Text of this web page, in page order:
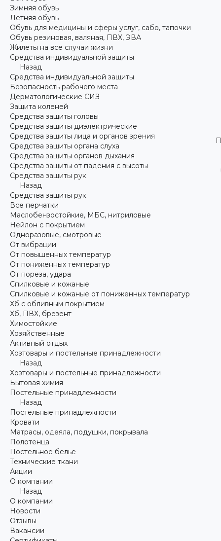
Зимняя обувь
Летняя обувь
Обувь для медицины и сферы услуг, сабо, тапочки
Обувь резиновая, валяная, ПВХ, ЭВА
Жилеты на все случаи жизни
Средства индивидуальной защиты
Назад
Средства индивидуальной защиты
Безопасность рабочего места
Дерматологические СИЗ
Защита коленей
Средства защиты головы
Средства защиты диэлектрические
Средства защиты лица и органов зрения
Средства защиты органа слуха
Средства защиты органов дыхания
Средства защиты от падения с высоты
Средства защиты рук
Назад
Средства защиты рук
Все перчатки
Маслобензостойкие, МБС, нитриловые
Нейлон с покрытием
Одноразовые, смотровые
От вибрации
От повышенных температур
От пониженных температур
От пореза, удара
Спилковые и кожаные
Спилковые и кожаные от пониженных температур
Хб с обливным покрытием
Хб, ПВХ, брезент
Химостойкие
Хозяйственные
Активный отдых
Хозтовары и постельные принадлежности
Назад
Хозтовары и постельные принадлежности
Бытовая химия
Постельные принадлежности
Назад
Постельные принадлежности
Кровати
Матрасы, одеяла, подушки, покрывала
Полотенца
Постельное белье
Технические ткани
Акции
О компании
Назад
О компании
Новости
Отзывы
Вакансии